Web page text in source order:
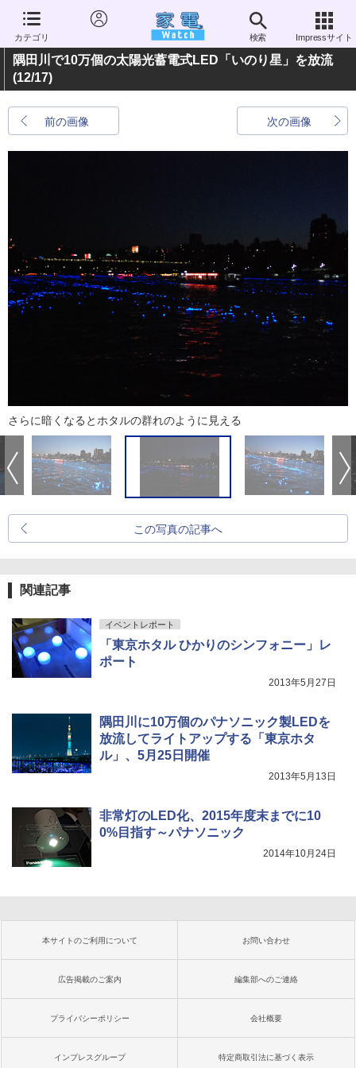
カテゴリ 検索 Impressサイト
隅田川で10万個の太陽光蓄電式LED「いのり星」を放流
(12/17)
前の画像 次の画像
さらに暗くなるとホタルの群れのように見える
この写真の記事へ
関連記事
イベントレポート
「東京ホタル ひかりのシンフォニー」レ
ポート
2013年5月27日
隅田川に10万個のパナソニック製LEDを
放流してライトアップする「東京ホタ
ル」、5月25日開催
2013年5月13日
非常灯のLED化、2015年度末までに10
0%目指す～パナソニック
2014年10月24日
本サイトのご利用について お問い合わせ
広告掲載のご案内 編集部へのご連絡
プライバシーポリシー 会社概要
インプレスグループ 特定商取引法に基づく表示